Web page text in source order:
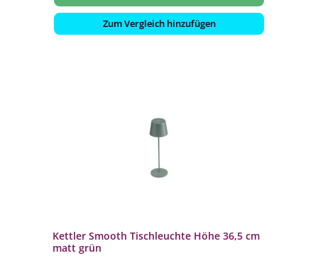
Zum Vergleich hinzufügen
Kettler Smooth Tischleuchte Höhe 36,5 cm
matt grün